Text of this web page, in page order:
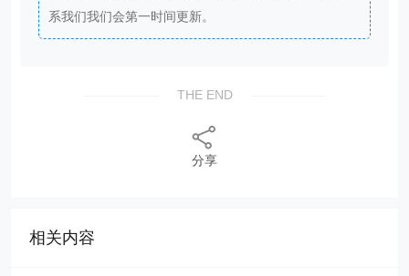
系我们我们会第一时间更新。
THE END
分享
相关内容